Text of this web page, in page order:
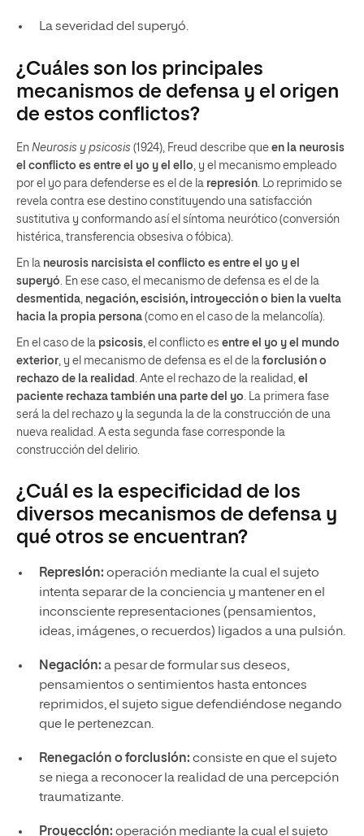
La severidad del superyó.
¿Cuáles son los principales
mecanismos de defensa y el origen
de estos conflictos?
En Neurosis y psicosis (1924), Freud describe que en la neurosis
el conflicto es entre el yo y el ello , y el mecanismo empleado
por el yo para defenderse es el de la represión . Lo reprimido se
revela contra ese destino constituyendo una satisfacción
sustitutiva y conformando así el síntoma neurótico (conversión
histérica, transferencia obsesiva o fóbica).
En la neurosis narcisista el conflicto es entre el yo y el
superyó . En ese caso, el mecanismo de defensa es el de la
desmentida negación, escisión, introyección o bien la vuelta
hacia la propia persona (como en el caso de la melancolía).
En el caso de la psicosis , el conflicto es entre el yo y el mundo
exterior , y el mecanismo de defensa es el de la forclusión o
rechazo de la realidad . Ante el rechazo de la realidad, el
paciente rechaza también una parte del yo . La primera fase
será la del rechazo y la segunda la de la construcción de una
nueva realidad. A esta segunda fase corresponde la
construcción del delirio.
¿Cuál es la especificidad de los
diversos mecanismos de defensa y
qué otros se encuentran?
Represión: operación mediante la cual el sujeto
intenta separar de la conciencia y mantener en el
inconsciente representaciones (pensamientos,
ideas, imágenes, o recuerdos) ligados a una pulsión.
Negación: a pesar de formular sus deseos,
pensamientos o sentimientos hasta entonces
reprimidos, el sujeto sigue defendiéndose negando
que le pertenezcan.
Renegación o forclusión: consiste en que el sujeto
se niega a reconocer la realidad de una percepción
traumatizante.
Proyección: operación mediante la cual el sujeto